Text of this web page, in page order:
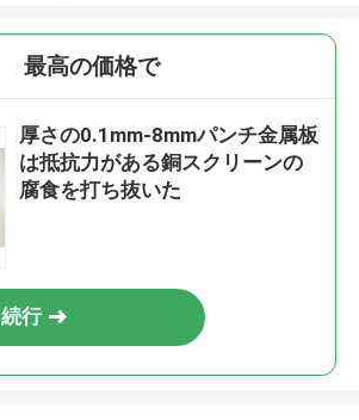
最高の価格で
厚さの0.1mm-8mmパンチ金属板
は抵抗力がある銅スクリーンの
腐食を打ち抜いた
続行